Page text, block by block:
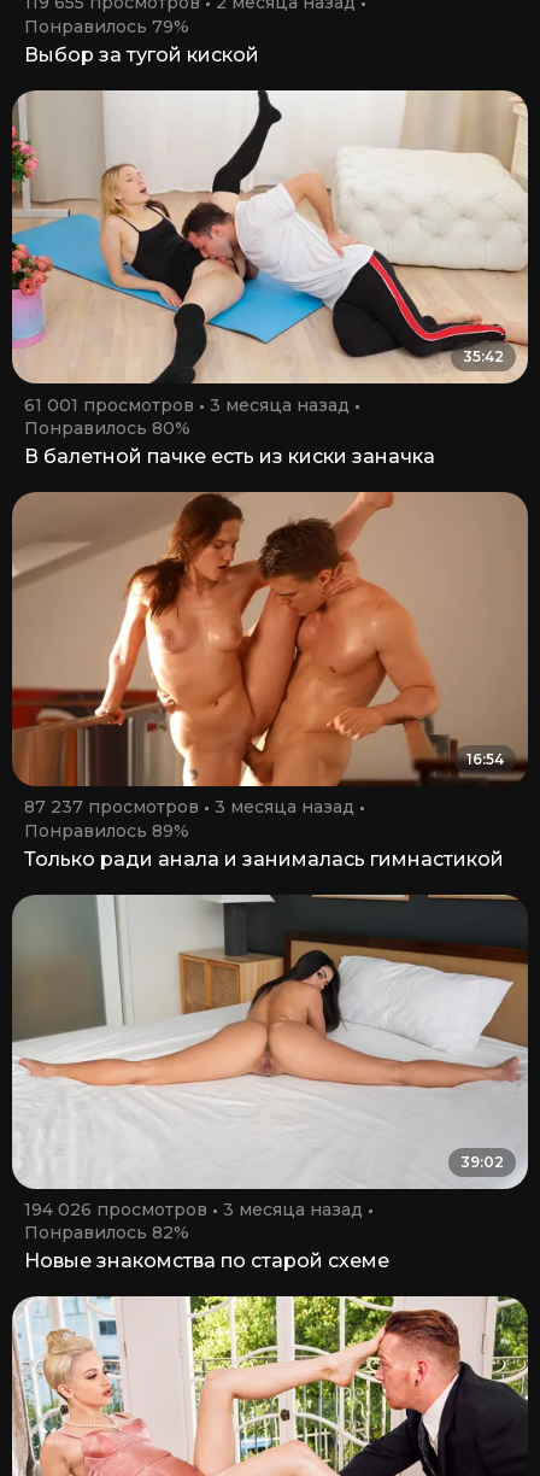
Понравилось 79%
Выбор за тугой киской
35:42
61 001 просмотров
3 месяца назад
Понравилось 80%
В балетной пачке есть из киски заначка
16:54
87 237 просмотров
3 месяца назад
Понравилось 89%
Только ради анала и занималась гимнастикой
39:02
194 026 просмотров
3 месяца назад
Понравилось 82%
Новые знакомства по старой схеме